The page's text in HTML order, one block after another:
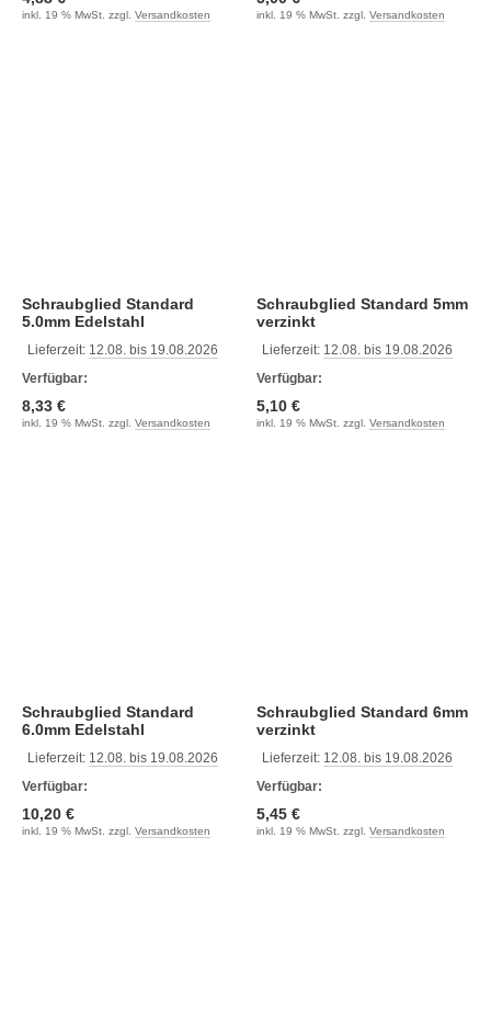
inkl. 19 % MwSt. zzgl. Versandkosten inkl. 19 % MwSt. zzgl. Versandkosten
Schraubglied Standard
5.0mm Edelstahl
Lieferzeit: 12.08. bis 19.08.2026
Verfügbar:
8,33 €
inkl. 19 % MwSt. zzgl. Versandkosten
Schraubglied Standard 5mm
verzinkt
Lieferzeit: 12.08. bis 19.08.2026
Verfügbar:
5,10 €
inkl. 19 % MwSt. zzgl. Versandkosten
Schraubglied Standard
6.0mm Edelstahl
Lieferzeit: 12.08. bis 19.08.2026
Verfügbar:
10,20 €
inkl. 19 % MwSt. zzgl. Versandkosten
Schraubglied Standard 6mm
verzinkt
Lieferzeit: 12.08. bis 19.08.2026
Verfügbar:
5,45 €
inkl. 19 % MwSt. zzgl. Versandkosten